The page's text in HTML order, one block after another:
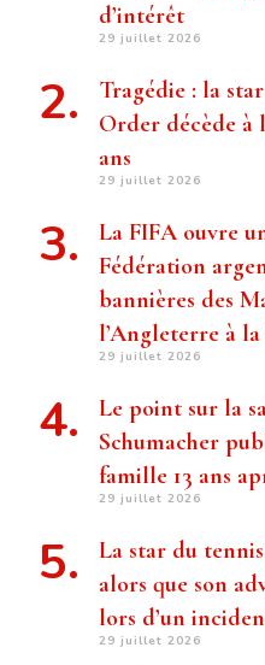
d’intérêt
29 juillet 2026
Tragédie : la
Order décède à
ans
29 juillet 2026
La FIFA ouvre
Fédération
bannières des
l’Angleterre à
29 juillet 2026
Le point sur la
Schumacher
famille 13 ans
29 juillet 2026
La star du
alors que son
lors d’un
29 juillet 2026